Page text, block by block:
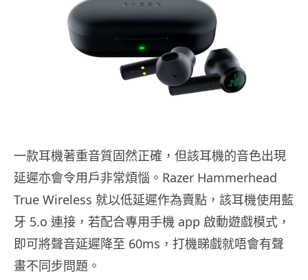
一款耳機著重音質固然正確，但該耳機的音色出現
延遲亦會令用戶非常煩惱。Razer Hammerhead
True Wireless 就以低延遲作為賣點，該耳機使用藍
牙 5.o 連接，若配合專用手機 app 啟動遊戲模式，
即可將聲音延遲降至 60ms，打機睇戲就唔會有聲
畫不同步問題。